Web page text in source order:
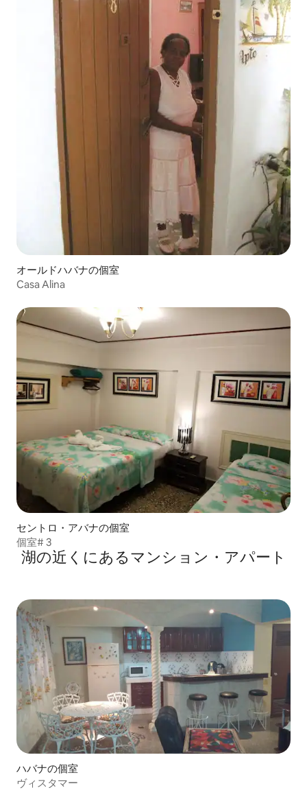
オールドハバナの個室
Casa Alina
セントロ・アバナの個室
個室# 3
湖の近くにあるマンション・アパート
ハバナの個室
ヴィスタマー